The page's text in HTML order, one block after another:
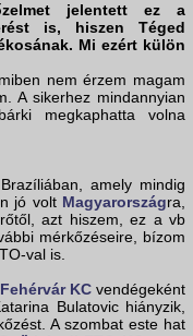
jelentett ez a
is, hiszen Téged
Mi ezért külön
nem érzem magam
A sikerhez mindannyian
megkaphatta volna
amely mindig
jó volt Magyarországra,
azt hiszem, ez a vb
mérkőzéseire, bízom
val is.
Fehérvár KCvendégeként
Bulatovic hiányzik,
A szombat este hat